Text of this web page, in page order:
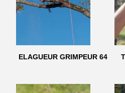
ELAGUEUR GRIMPEUR 64